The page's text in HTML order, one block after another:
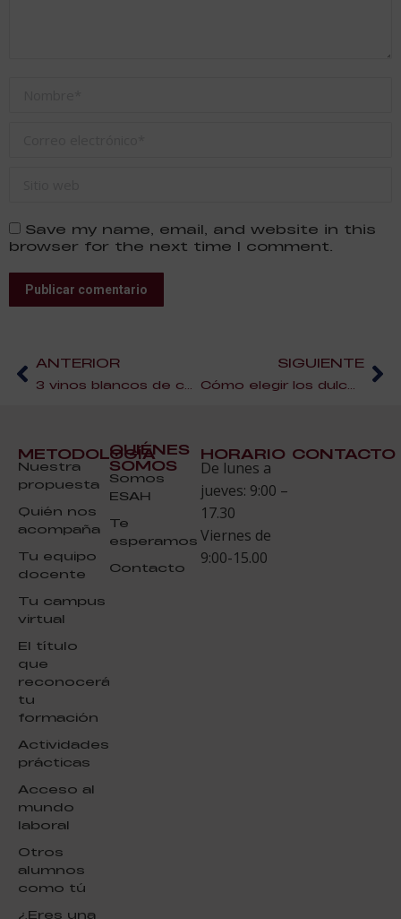
Save my name, email, and website in this
browser for the next time I comment.
Publicar comentario
ANTERIOR
3 vinos blancos de calidad a buen precio
SIGUIENTE
Cómo elegir los dulces en nuestra dieta
METODOLOGÍA
Nuestra
propuesta
Quién nos
acompaña
Tu equipo
docente
Tu campus
virtual
El título
que
reconocerá
tu
formación
Actividades
prácticas
Acceso al
mundo
laboral
Otros
alumnos
como tú
¿Eres una
QUIÉNES
SOMOS
Somos
ESAH
Te
esperamos
Contacto
HORARIO
De lunes a
jueves: 9:00 –
17.30
Viernes de
9:00-15.00
CONTACTO